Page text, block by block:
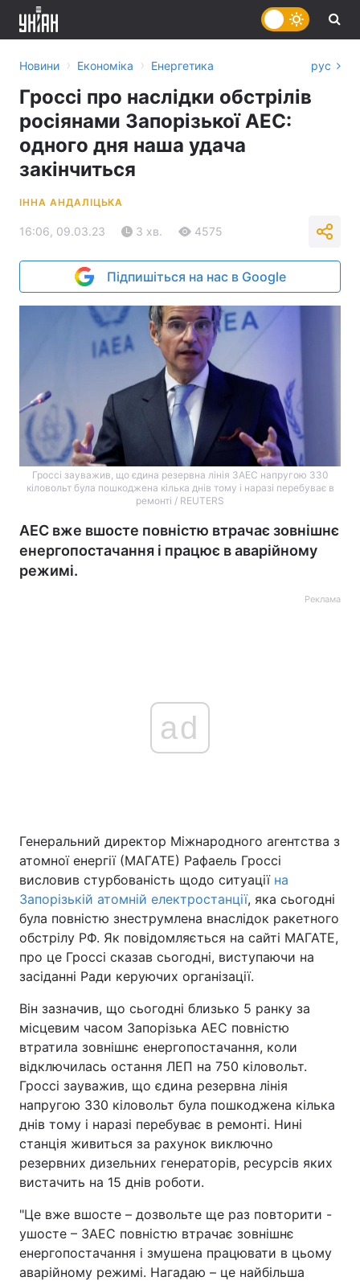
Економіка Світ
Спорт Наука
Техно і зв'язок
Зброя Інциденти
Здоров'я Туризм
Цікавинки Погода
Екологія Регіони
Лонгріди
Інтерв'ю Думки
Вакансії
Контакти
Новини › Економіка › Енергетика рус
Гроссі про наслідки обстрілів
росіянами Запорізької АЕС:
одного дня наша удача
закінчиться
ІННА АНДАЛІЦЬКА
16:06, 09.03.23 3 хв. 4575
Підпишіться на нас в Google
Гроссі зауважив, що єдина резервна лінія ЗАЕС напругою 330
кіловольт була пошкоджена кілька днів тому і наразі перебуває в
ремонті / REUTERS
АЕС вже вшосте повністю втрачає зовнішнє
енергопостачання і працює в аварійному
режимі.
Реклама
ad
Генеральний директор Міжнародного агентства з
атомної енергії (МАГАТЕ) Рафаель Гроссі
висловив стурбованість щодо ситуації на
Запорізькій атомній електростанції, яка сьогодні
була повністю знеструмлена внаслідок ракетного
обстрілу РФ. Як повідомляється на сайті МАГАТЕ,
про це Гроссі сказав сьогодні, виступаючи на
засіданні Ради керуючих організації.
Він зазначив, що сьогодні близько 5 ранку за
місцевим часом Запорізька АЕС повністю
втратила зовнішнє енергопостачання, коли
відключилась остання ЛЕП на 750 кіловольт.
Гроссі зауважив, що єдина резервна лінія
напругою 330 кіловольт була пошкоджена кілька
днів тому і наразі перебуває в ремонті. Нині
станція живиться за рахунок виключно
резервних дизельних генераторів, ресурсів яких
вистачить на 15 днів роботи.
"Це вже вшосте – дозвольте ще раз повторити -
ушосте – ЗАЕС повністю втрачає зовнішнє
енергопостачання і змушена працювати в цьому
аварійному режимі. Нагадаю – це найбільша